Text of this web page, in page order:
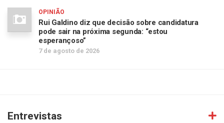
OPINIÃO
Rui Galdino diz que decisão sobre candidatura
pode sair na próxima segunda: “estou
esperançoso”
7 de agosto de 2026
Entrevistas